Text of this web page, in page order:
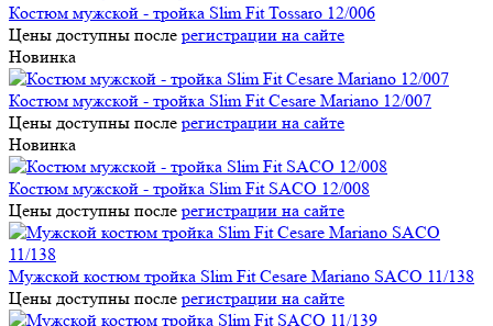
Костюм мужской - тройка Slim Fit Tossaro 12/006
Цены доступны после регистрации на сайте
Новинка
Костюм мужской - тройка Slim Fit Cesare Mariano 12/007
Цены доступны после регистрации на сайте
Новинка
Костюм мужской - тройка Slim Fit SACO 12/008
Цены доступны после регистрации на сайте
Мужской костюм тройка Slim Fit Cesare Mariano SACO 11/138
Цены доступны после регистрации на сайте